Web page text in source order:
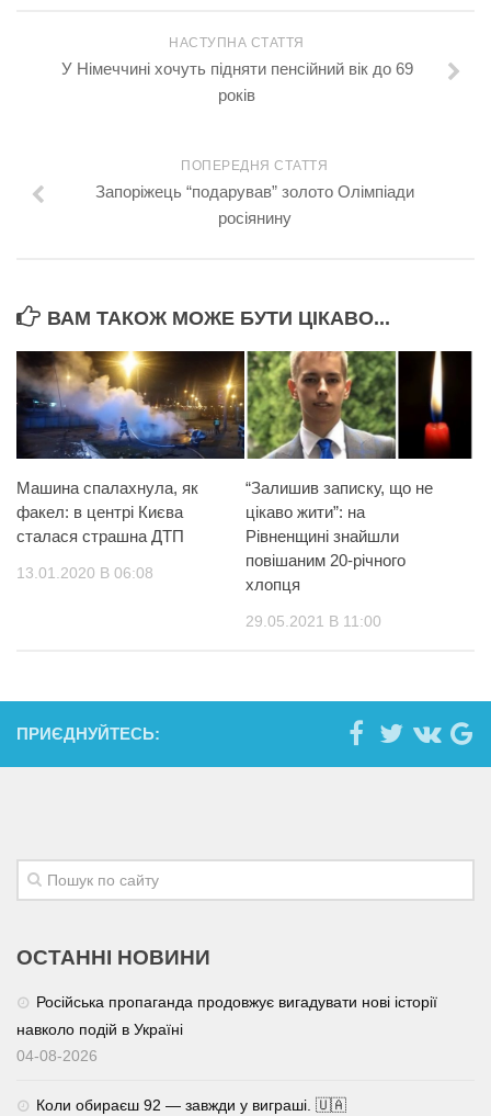
НАСТУПНА СТАТТЯ
У Німеччині хочуть підняти пенсійний вік до 69
років
ПОПЕРЕДНЯ СТАТТЯ
Запоріжець “подарував” золото Олімпіади
росіянину
ВАМ ТАКОЖ МОЖЕ БУТИ ЦІКАВО...
Машина спалахнула, як
факел: в центрі Києва
сталася страшна ДТП
13.01.2020 В 06:08
“Залишив записку, що не
цікаво жити”: на
Рівненщині знайшли
повішаним 20-річного
хлопця
29.05.2021 В 11:00
ПРИЄДНУЙТЕСЬ:
ОСТАННІ НОВИНИ
Російська пропаганда продовжує вигадувати нові історії
навколо подій в Україні
04-08-2026
Коли обираєш 92 — завжди у виграші. 🇺🇦